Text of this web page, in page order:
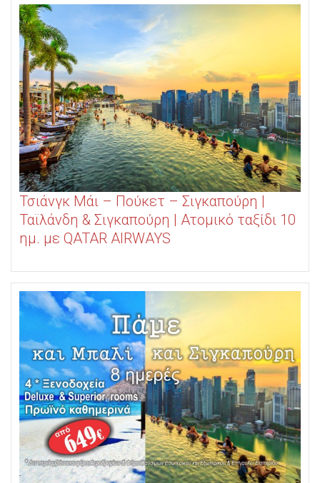
Τσιάνγκ Μάι – Πούκετ – Σιγκαπούρη |
Ταϊλάνδη & Σιγκαπούρη | Ατομικό ταξίδι 10
ημ. με QATAR AIRWAYS